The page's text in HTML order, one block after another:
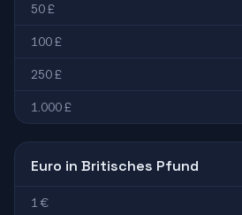
50 £
100 £
250 £
1.000 £
Euro in Britisches Pfund
1 €